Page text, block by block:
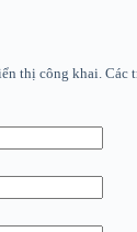
thị công khai. Các